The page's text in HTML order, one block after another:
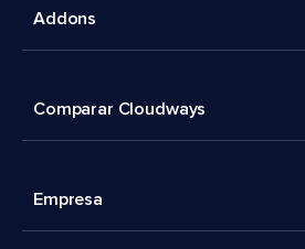
Addons
Comparar Cloudways
Empresa